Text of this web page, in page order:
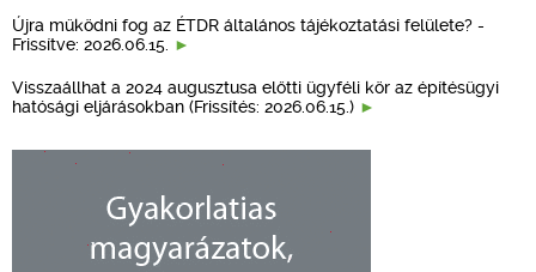
Újra működni fog az ÉTDR általános tájékoztatási felülete? -
Frissítve: 2026.06.15.
Visszaállhat a 2024 augusztusa előtti ügyféli kör az építésügyi
hatósági eljárásokban (Frissítés: 2026.06.15.)